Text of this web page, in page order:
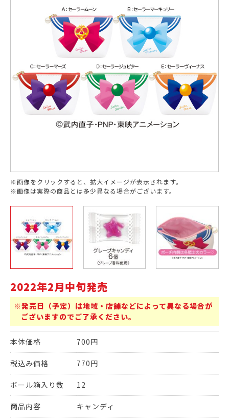
※画像をクリックすると、拡大イメージが表示されます。
※画像は実際の商品とは多少異なる場合がございます。
2022年2月中旬発売
※発売日（予定）は地域・店舗などによって異なる場合が
ございますのでご了承ください。
本体価格 700円
税込み価格 770円
ボール箱入り数 12
商品内容 キャンディ